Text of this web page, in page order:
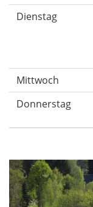
Dienstag
Mittwoch
Donnerstag